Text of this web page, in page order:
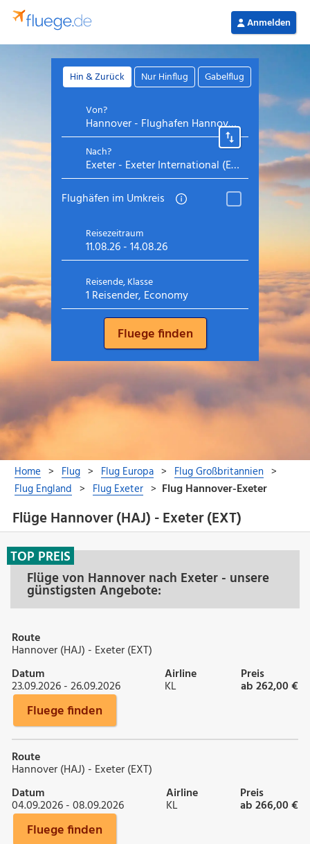
Flüge Hannover (HAJ) - Exeter (EXT)
Flüge von Hannover nach Exeter - unsere
günstigsten Angebote:
TOP PREIS
Route
Hannover (HAJ) - Exeter (EXT)
Datum
23.09.2026 - 26.09.2026
Airline
KL
Preis
ab 262,00 €
Fluege finden
Route
Hannover (HAJ) - Exeter (EXT)
Datum
04.09.2026 - 08.09.2026
Airline
KL
Preis
ab 266,00 €
Fluege finden